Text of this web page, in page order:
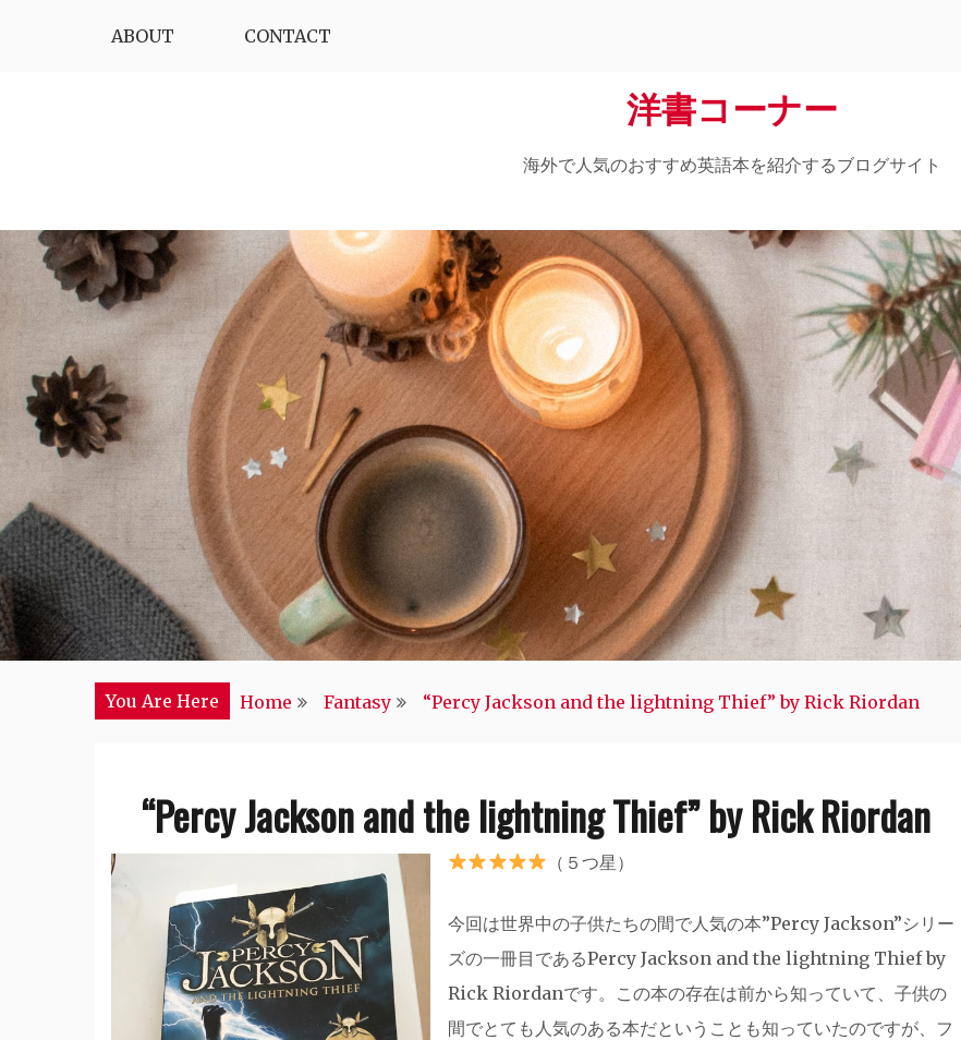
ABOUT CONTACT
洋書コーナー
海外で人気のおすすめ英語本を紹介するブログサイト
You Are Here Home Fantasy “Percy Jackson and the lightning Thief” by Rick Riordan
“Percy Jackson and the lightning Thief” by Rick Riordan
（５つ星）
今回は世界中の子供たちの間で人気の本”Percy Jackson”シリー
ズの一冊目であるPercy Jackson and the lightning Thief by
Rick Riordanです。この本の存在は前から知っていて、子供の
間でとても人気のある本だということも知っていたのですが、フ